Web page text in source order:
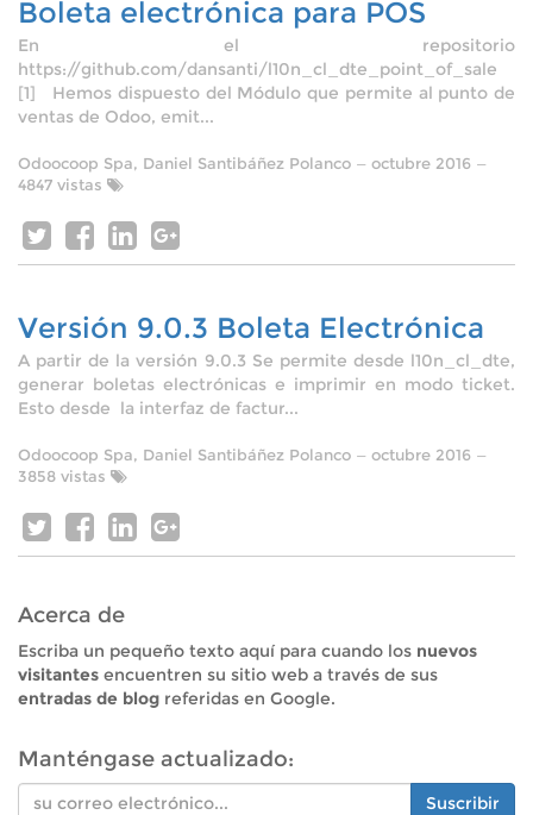
Boleta electrónica para POS
En el repositorio
https://github.com/dansanti/l10n_cl_dte_point_of_sale
[1] Hemos dispuesto del Módulo que permite al punto de
ventas de Odoo, emit...
Odoocoop Spa, Daniel Santibáñez Polanco — octubre 2016 —
4847 vistas
Versión 9.0.3 Boleta Electrónica
A partir de la versión 9.0.3 Se permite desde l10n_cl_dte,
generar boletas electrónicas e imprimir en modo ticket.
Esto desde la interfaz de factur...
Odoocoop Spa, Daniel Santibáñez Polanco — octubre 2016 —
3858 vistas
Acerca de
Escriba un pequeño texto aquí para cuando los nuevos
visitantes encuentren su sitio web a través de sus
entradas de blog referidas en Google.
Manténgase actualizado:
Suscribir